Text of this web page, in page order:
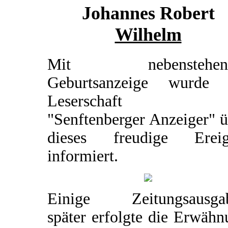
Johannes Robert
Wilhelm
Mit
Geburtsanzeige wurde
Leserschaft
"Senftenberger Anzeiger"
dieses freudige
informiert.
Einige
später erfolgte die